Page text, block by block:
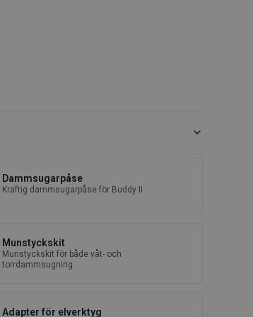
Dammsugarpåse
Kraftig dammsugarpåse för Buddy II
Munstyckskit
Munstyckskit för både våt- och
torrdammsugning
Adapter för elverktyg